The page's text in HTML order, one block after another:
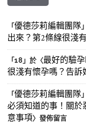
「優德莎莉編輯團隊
出來？第2條線很淺
「18 」於〈最好的驗
很淺有懷孕嗎？告訴
「優德莎莉編輯團隊
必須知道的事！關
意事項〉發佈留言